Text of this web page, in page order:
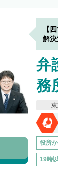
【
解
弁
務
役所
19時